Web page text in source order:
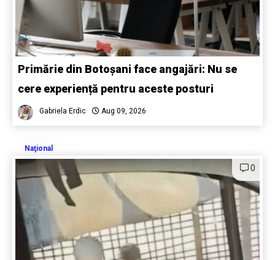
Primărie din Botoșani face angajări: Nu se
cere experiență pentru aceste posturi
Gabriela Erdic Aug 09, 2026
Naţional
0